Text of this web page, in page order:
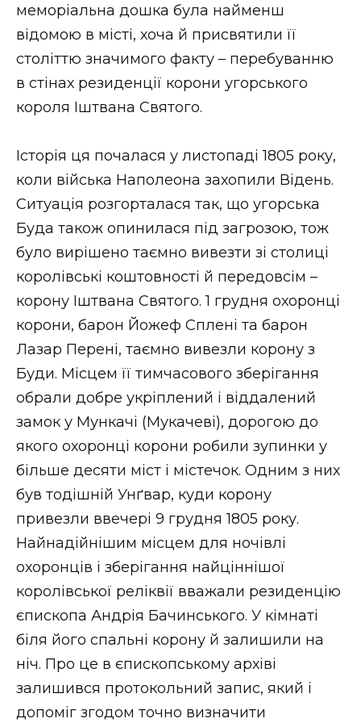
ЗАКАРПАТСЬКІ НОВИНИ
ФОТО
ВІДЕО
меморіальна дошка була найменш
відомою в місті, хоча й присвятили її
століттю значимого факту – перебуванню
в стінах резиденції корони угорського
короля Іштвана Святого.
Історія ця почалася у листопаді 1805 року,
коли війська Наполеона захопили Відень.
Ситуація розгорталася так, що угорська
Буда також опинилася під загрозою, тож
було вирішено таємно вивезти зі столиці
королівські коштовності й передовсім –
корону Іштвана Святого. 1 грудня охоронці
корони, барон Йожеф Сплені та барон
Лазар Перені, таємно вивезли корону з
Буди. Місцем її тимчасового зберігання
обрали добре укріплений і віддалений
замок у Мункачі (Мукачеві), дорогою до
якого охоронці корони робили зупинки у
більше десяти міст і містечок. Одним з них
був тодішній Унґвар, куди корону
привезли ввечері 9 грудня 1805 року.
Найнадійнішим місцем для ночівлі
охоронців і зберігання найціннішої
королівської реліквії вважали резиденцію
єпископа Андрія Бачинського. У кімнаті
біля його спальні корону й залишили на
ніч. Про це в єпископському архіві
залишився протокольний запис, який і
допоміг згодом точно визначити